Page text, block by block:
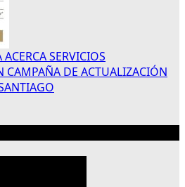
SERVICIOS
CAMPAÑA DE ACTUALIZACIÓN